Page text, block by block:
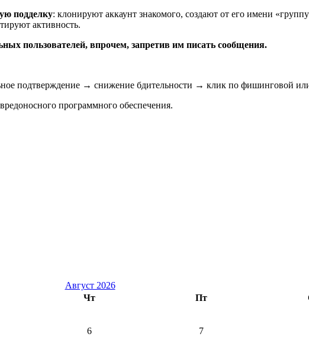
подделку: клонируют аккаунт знакомого, создают от его имени
активность.
пользователей, впрочем, запретив им писать сообщения.
подтверждение → снижение бдительности → клик по фишинговой
программного обеспечения.
Август 2026
Чт Пт
6 7